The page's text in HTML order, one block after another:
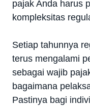
pajak Anda harus
kompleksitas
Setiap tahunnya
terus mengalami
sebagai wajib
bagaimana
Pastinya bagi